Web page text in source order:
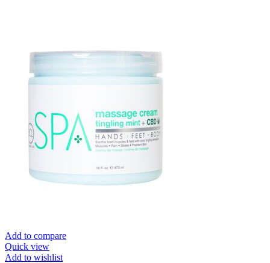
Add to compare
Quick view
Add to wishlist